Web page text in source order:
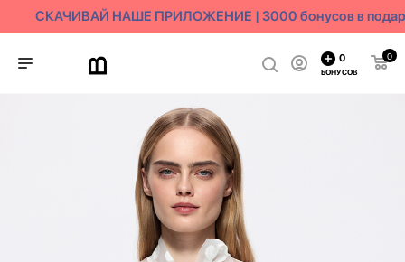
СКАЧИВАЙ НАШЕ ПРИЛОЖЕНИЕ | 3000 бонусов в
0
0
БОНУСОВ